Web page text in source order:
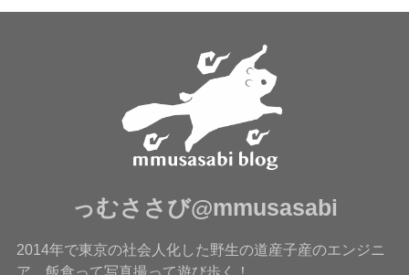
っむささび@mmusasabi
2014年で東京の社会人化した野生の道産子産のエンジニ
ア。飯食って写真撮って遊び歩く！